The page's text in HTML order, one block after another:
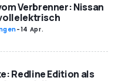
Verbrenner: Nissan
-14 Apr.
Redline Edition als